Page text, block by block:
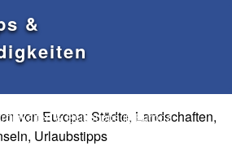
&
& Reisetipps in Europa